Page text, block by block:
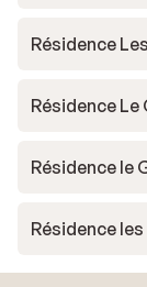
Résidence
Résidence
Résidence le
Résidence